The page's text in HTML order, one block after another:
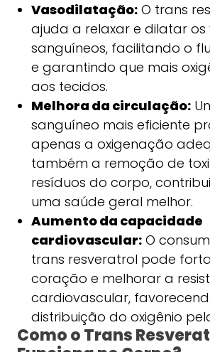
Vasodilatação:O trans
ajuda a relaxar e dilatar os
sanguíneos, facilitando o
e garantindo que mais
aos tecidos.
Melhora da circulação:
sanguíneo mais eficiente
apenas a oxigenação
também a remoção de
resíduos do corpo,
uma saúde geral melhor.
Aumento da capacidade
cardiovascular:O
trans resveratrol pode
coração e melhorar a
cardiovascular,
distribuição do oxigênio
Como o Trans